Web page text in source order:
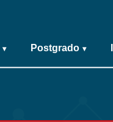
▾ Postgrado ▾